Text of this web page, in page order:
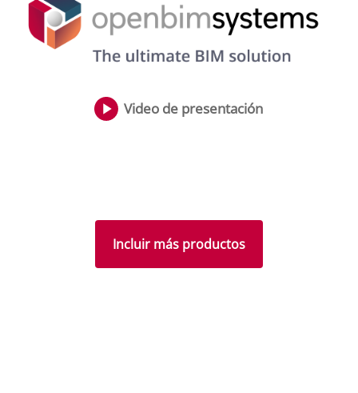
Video de presentación
Incluir más productos